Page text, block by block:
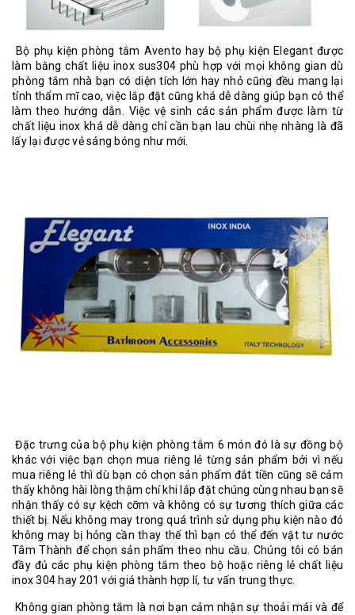
Bộ phụ kiện phòng tắm Avento haybộ phụ kiện Elegantđược
làm bằng chất liệu inox sus304 phù hợp với mọi không gian dù
phòng tắm nhà bạn có diện tích lớn hay nhỏ cũng đều mang lại
tính thẩm mĩ cao, việc lắp đặt cũng khá dễ dàng giúp bạn có thể
làm theo hướng dẫn. Việc vệ sinh các sản phẩm được làm từ
chất liệu inox khá dễ dàng chỉ cần bạn lau chùi nhẹ nhàng là đã
lấy lại được vẻ sáng bóng như mới.
Đặc trưng của bộ phụ kiện phòng tắm 6 món đó là sự đồng bộ
khác với việc bạn chọn mua riêng lẻ từng sản phẩm bởi vì nếu
mua riêng lẻ thì dù bạn có chọn sản phẩm đắt tiền cũng sẽ cảm
thấy không hài lòng thậm chí khi lắp đặt chúng cùng nhau bạn sẽ
nhận thấy có sự kệch cỡm và không có sự tương thích giữa các
thiết bị. Nếu không may trong quá trình sử dụng phụ kiện nào đó
không may bị hỏng cần thay thế thì bạn có thể đến vật tư nước
Tâm Thành để chọn sản phẩm theo nhu cầu. Chúng tôi có bán
đầy đủ các phụ kiện phòng tắm theo bộ hoặc riêng lẻ chất liệu
inox 304 hay 201 với giá thành hợp lí, tư vấn trung thực.
Không gian phòng tắm là nơi bạn cảm nhận sự thoải mái và để